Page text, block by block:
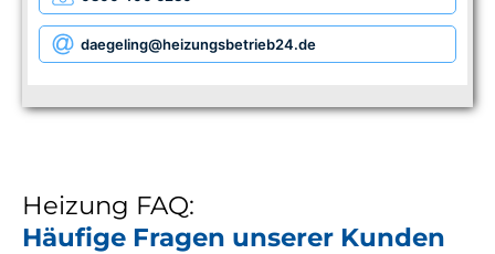
daegeling@heizungsbetrieb24.de
Heizung FAQ:
Häufige Fragen unserer Kunden